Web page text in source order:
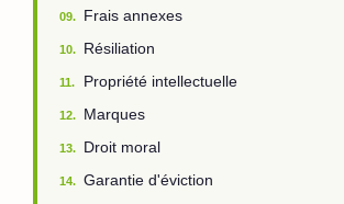
09. Frais annexes
10. Résiliation
11. Propriété intellectuelle
12. Marques
13. Droit moral
14. Garantie d'éviction